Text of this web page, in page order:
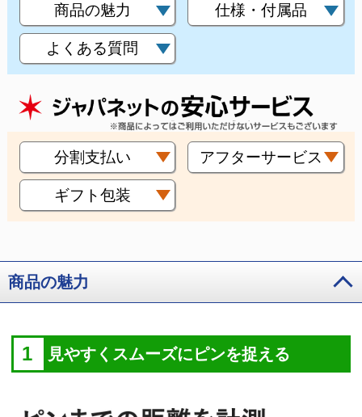
商品の魅力 仕様・付属品
よくある質問
分割支払い アフターサービス
ギフト包装
商品の魅力
1 見やすくスムーズにピンを捉える